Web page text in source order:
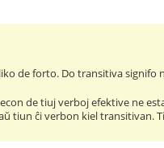
de forto. Do transitiva signifo
de tiuj verboj efektive ne
tiun ĉi verbon kiel transitivan.